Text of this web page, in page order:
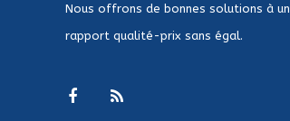
Nous offrons de bonnes solutions à un
rapport qualité-prix sans égal.